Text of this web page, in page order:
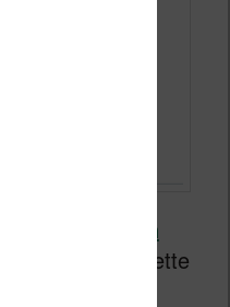
disponible en
. Cela fait de cette